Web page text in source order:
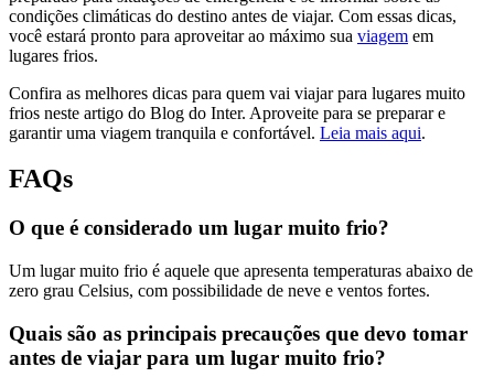
condições climáticas do destino antes de viajar. Com essas dicas,
você estará pronto para aproveitar ao máximo sua viagem em
lugares frios.
Confira as melhores dicas para quem vai viajar para lugares muito
frios neste artigo do Blog do Inter. Aproveite para se preparar e
garantir uma viagem tranquila e confortável. Leia mais aqui.
FAQs
O que é considerado um lugar muito frio?
Um lugar muito frio é aquele que apresenta temperaturas abaixo de
zero grau Celsius, com possibilidade de neve e ventos fortes.
Quais são as principais precauções que devo tomar
antes de viajar para um lugar muito frio?